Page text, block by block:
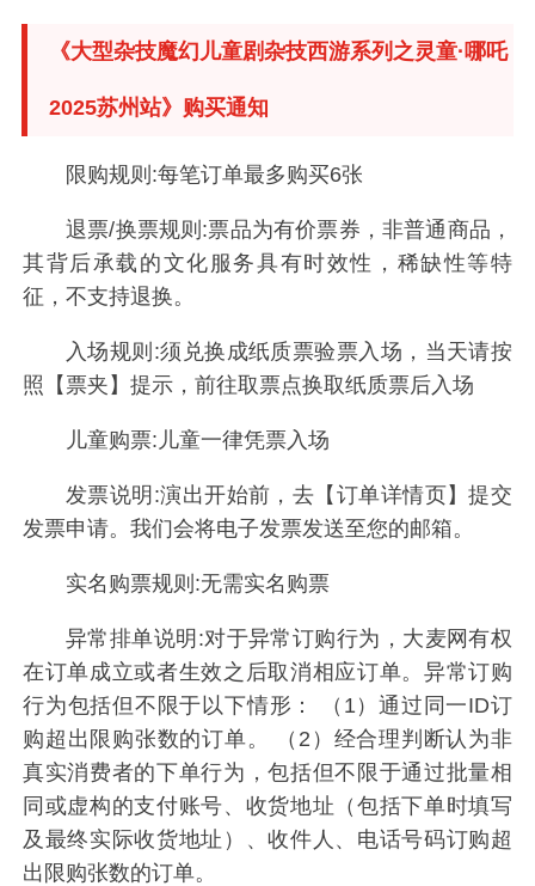
《大型杂技魔幻儿童剧杂技西游系列之灵童·哪吒
2025苏州站》购买通知
限购规则:每笔订单最多购买6张
退票/换票规则:票品为有价票券，非普通商品，
其背后承载的文化服务具有时效性，稀缺性等特
征，不支持退换。
入场规则:须兑换成纸质票验票入场，当天请按
照【票夹】提示，前往取票点换取纸质票后入场
儿童购票:儿童一律凭票入场
发票说明:演出开始前，去【订单详情页】提交
发票申请。我们会将电子发票发送至您的邮箱。
实名购票规则:无需实名购票
异常排单说明:对于异常订购行为，大麦网有权
在订单成立或者生效之后取消相应订单。异常订购
行为包括但不限于以下情形： （1）通过同一ID订
购超出限购张数的订单。 （2）经合理判断认为非
真实消费者的下单行为，包括但不限于通过批量相
同或虚构的支付账号、收货地址（包括下单时填写
及最终实际收货地址）、收件人、电话号码订购超
出限购张数的订单。